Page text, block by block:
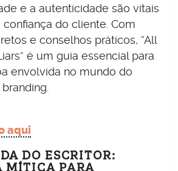
e a autenticidade são vitais
confiança do cliente. Com
e conselhos práticos, “All
é um guia essencial para
envolvida no mundo do
aqui
DO ESCRITOR:
MÍTICA PARA